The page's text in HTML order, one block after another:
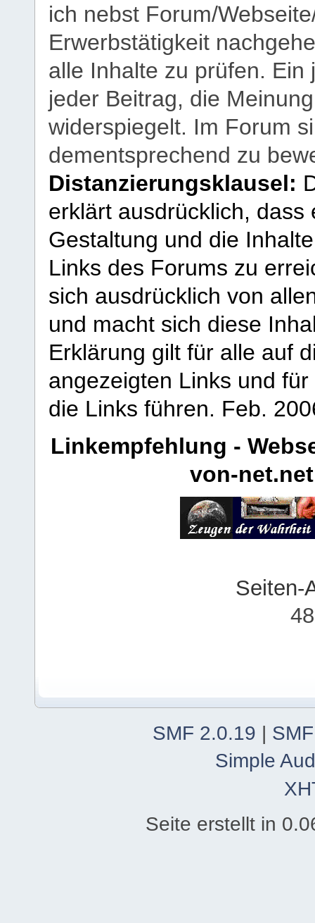
ich nebst Forum/
Erwerbstätigkeit
alle Inhalte zu prüfen.
jeder Beitrag, die
widerspiegelt. Im Forum
dementsprechend zu
Distanzierungsklausel:
erklärt ausdrücklich,
Gestaltung und die
Links des Forums zu
sich ausdrücklich von
und macht sich diese
Erklärung gilt für alle auf
angezeigten Links und
die Links führen. Feb.
Linkempfehlung -
von-net.net
Seiten-
SMF 2.0.19 |
Simple
Seite erstellt in